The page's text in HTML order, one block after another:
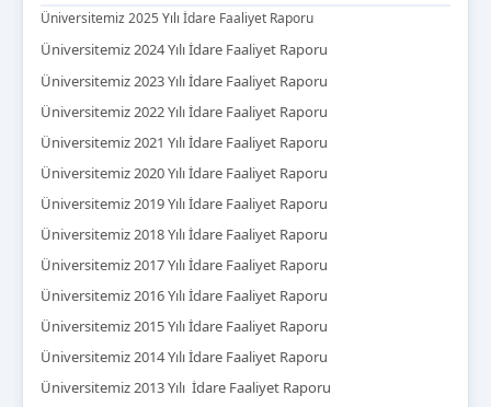
Üniversitemiz 2025 Yılı İdare Faaliyet Raporu
Üniversitemiz 2024 Yılı İdare Faaliyet Raporu
Üniversitemiz 2023 Yılı İdare Faaliyet Raporu
Üniversitemiz 2022 Yılı İdare Faaliyet Raporu
Üniversitemiz 2021 Yılı İdare Faaliyet Raporu
Üniversitemiz 2020 Yılı İdare Faaliyet Raporu
Üniversitemiz 2019 Yılı İdare Faaliyet Raporu
Üniversitemiz 2018 Yılı İdare Faaliyet Raporu
Üniversitemiz 2017 Yılı İdare Faaliyet Raporu
Üniversitemiz 2016 Yılı İdare Faaliyet Raporu
Üniversitemiz 2015 Yılı İdare Faaliyet Raporu
Üniversitemiz 2014 Yılı İdare Faaliyet Raporu
Üniversitemiz 2013 Yılı İdare Faaliyet Raporu